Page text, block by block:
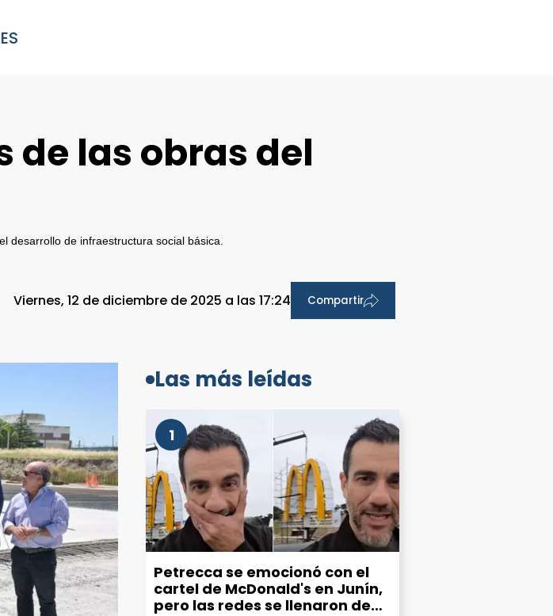
de las obras del
desarrollo de infraestructura social básica.
Viernes, 12 de diciembre de 2025 a las 17:24 Compartir
Las más leídas
1
Petrecca se emocionó con el
cartel de McDonald's en Junín,
pero las redes se llenaron de